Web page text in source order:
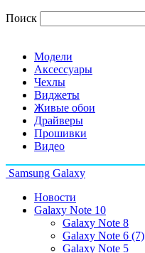
Поиск
Модели
Аксессуары
Чехлы
Виджеты
Живые обои
Драйверы
Прошивки
Видео
Samsung Galaxy
Новости
Galaxy Note 10
Galaxy Note 8
Galaxy Note 6 (7)
Galaxy Note 5